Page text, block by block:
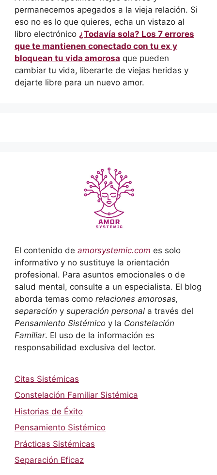
permanecemos apegados a la vieja relación. Si
eso no es lo que quieres, echa un vistazo al
libro electrónico ¿Todavía sola? Los 7 errores
que te mantienen conectado con tu ex y
bloquean tu vida amorosa que pueden
cambiar tu vida, liberarte de viejas heridas y
dejarte libre para un nuevo amor.
El contenido de amorsystemic.com es solo
informativo y no sustituye la orientación
profesional. Para asuntos emocionales o de
salud mental, consulte a un especialista. El blog
aborda temas como relaciones amorosas,
separación y superación personal a través del
Pensamiento Sistémico y la Constelación
Familiar. El uso de la información es
responsabilidad exclusiva del lector.
Citas Sistémicas
Constelación Familiar Sistémica
Historias de Éxito
Pensamiento Sistémico
Prácticas Sistémicas
Separación Eficaz